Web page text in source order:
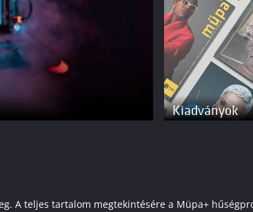
Kiadványok
A teljes tartalom megtekintésére a Müpa+